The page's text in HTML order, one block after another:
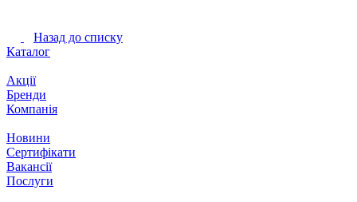
Назад до списку
Каталог
Акції
Бренди
Компанія
Новини
Сертифікати
Вакансії
Послуги